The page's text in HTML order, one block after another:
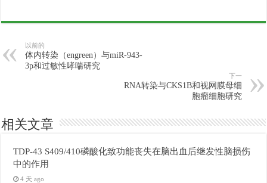
以前的
体内转染（engreen）与miR-943-
3p和过敏性哮喘研究
下一
RNA转染与CKS1B和视网膜母细
胞瘤细胞研究
相关文章
TDP-43 S409/410磷酸化致功能丧失在脑出血后继发性脑损伤
中的作用
4 天 ago